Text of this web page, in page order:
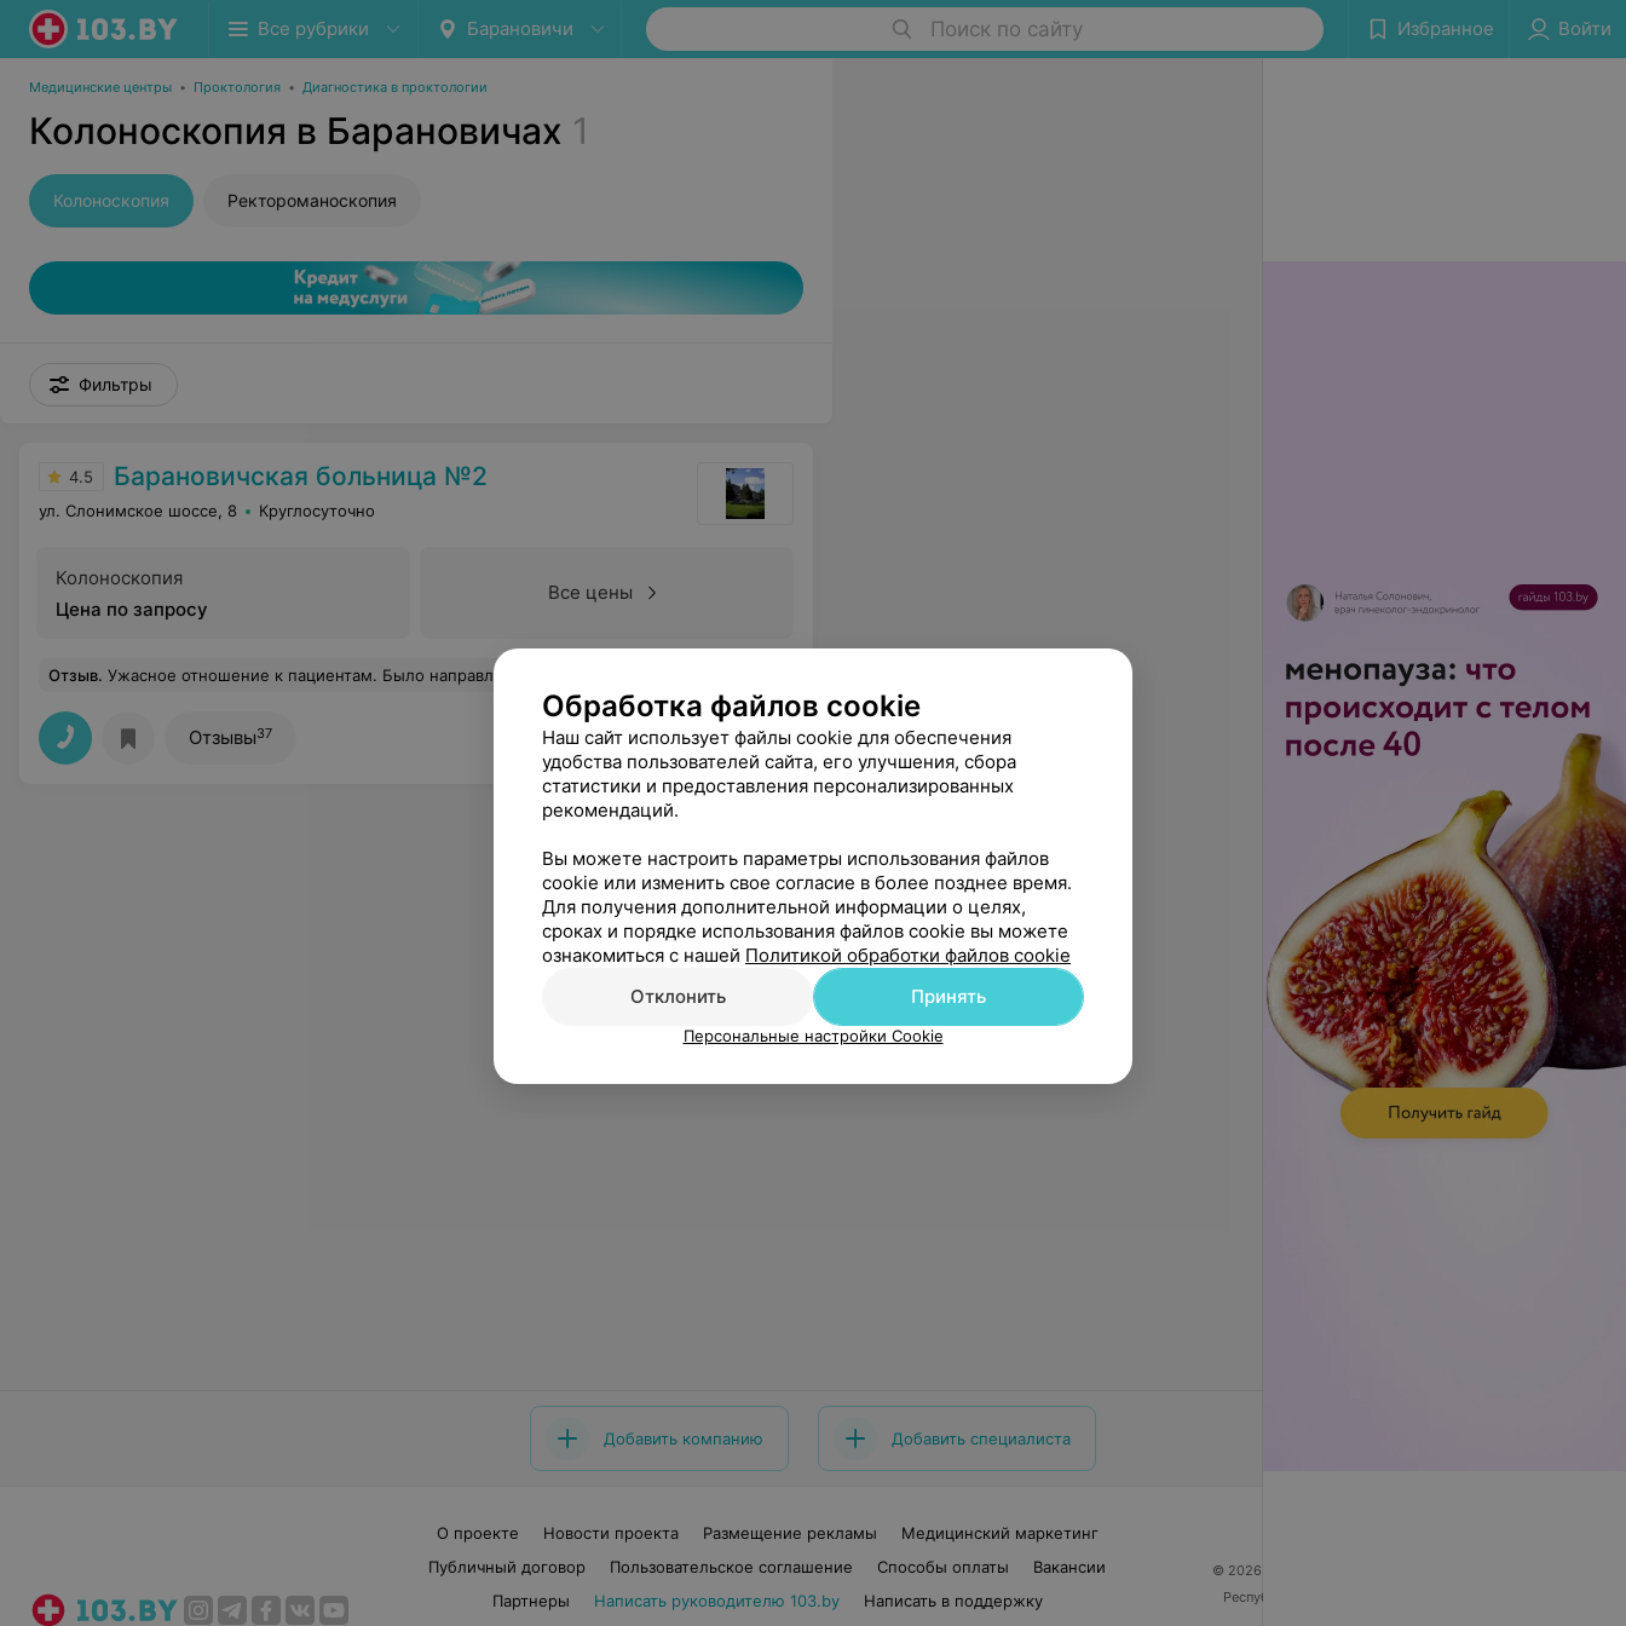
Все рубрики Барановичи Поиск по сайту Избранное Войти
Медицинские центры • Проктология • Диагностика в проктологии
Колоноскопия в Барановичах 1
Колоноскопия Ректороманоскопия
Фильтры
4.5 Барановичская больница №2
ул. Слонимское шоссе, 8 Круглосуточно
Колоноскопия
Цена по запросу
Все цены
Отзыв. Ужасное отношение к пациентам. Было направление на колоноскопию с множественной биопсией, а в результате биопсию даже не взяли.
Отзывы37
Добавить компанию Добавить специалиста
О проекте Новости проекта Размещение рекламы
Медицинский маркетинг
Публичный договор
Пользовательское соглашение Способы оплаты
Вакансии
Партнеры
Написать руководителю 103.by
Написать в поддержку
© 2026 ООО «Артокс Лаб», УНП 191700409
Республика Беларусь, г. Минск, улица Толбухина, 2,
Обработка файлов cookie
Наш сайт использует файлы cookie для обеспечения
удобства пользователей сайта, его улучшения, сбора
статистики и предоставления персонализированных
рекомендаций.
Вы можете настроить параметры использования файлов
cookie или изменить свое согласие в более позднее время.
Для получения дополнительной информации о целях,
сроках и порядке использования файлов cookie вы можете
ознакомиться с нашей Политикой обработки файлов cookie
Отклонить
Принять
Персональные настройки Cookie